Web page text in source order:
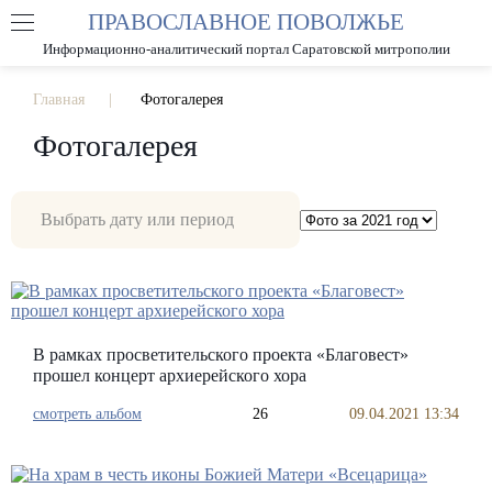
РАЗМЕР ШРИФТА А А
ПРАВОСЛАВНОЕ ПОВОЛЖЬЕ
Информационно-аналитический портал Саратовской митрополии
Главная Фотогалерея
Фотогалерея
В рамках просветительского проекта «Благовест»
прошел концерт архиерейского хора
смотреть альбом 26 09.04.2021 13:34